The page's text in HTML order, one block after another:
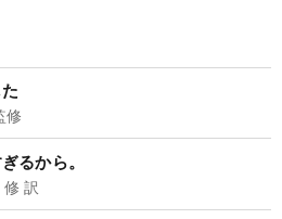
修
るから。
訳